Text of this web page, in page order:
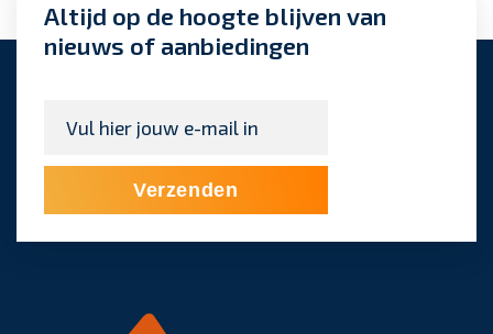
Altijd op de hoogte blijven van
nieuws of aanbiedingen
mailadres
Verzenden